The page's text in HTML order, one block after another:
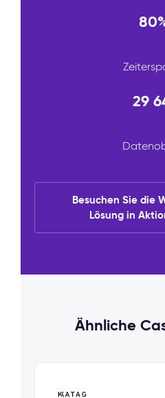
29
Besuchen Sie die
Lösung in
Ähnliche